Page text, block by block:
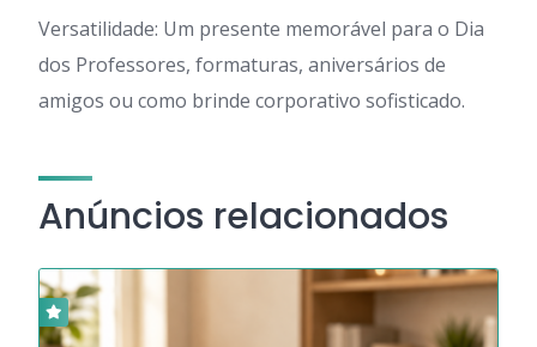
Versatilidade: Um presente memorável para o Dia
dos Professores, formaturas, aniversários de
amigos ou como brinde corporativo sofisticado.
Anúncios relacionados